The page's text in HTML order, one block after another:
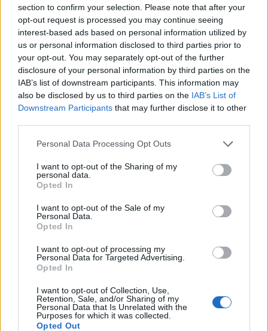
section to confirm your selection. Please note that after your
opt-out request is processed you may continue seeing
interest-based ads based on personal information utilized by
us or personal information disclosed to third parties prior to
your opt-out. You may separately opt-out of the further
disclosure of your personal information by third parties on the
IAB’s list of downstream participants. This information may
also be disclosed by us to third parties on the IAB’s List of
Downstream Participants that may further disclose it to other
Please note that this website/app uses one or more Google
not limited to your visit or usage behaviour. You may click to
grant or deny consent to Google and its third-party tags to
use your data for below specified purposes in below Google
consent section.
Personal Data Processing Opt Outs
I want to opt-out of the Sharing of my
personal data.
Opted In
I want to opt-out of the Sale of my
Personal Data.
Opted In
I want to opt-out of processing my
Personal Data for Targeted Advertising.
Opted In
I want to opt-out of Collection, Use,
Retention, Sale, and/or Sharing of my
Personal Data that Is Unrelated with the
Purposes for which it was collected.
Opted Out
Continua a leggere
LIFESTYLE